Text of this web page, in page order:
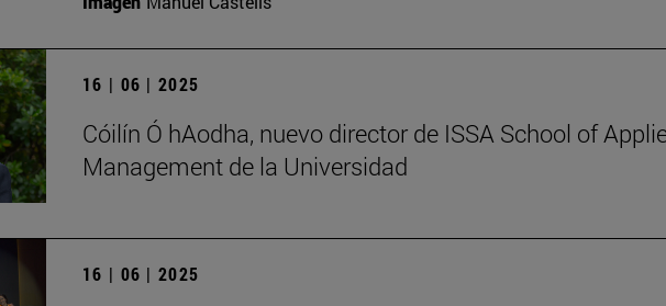
16 | 06 | 2025
Cóilín Ó hAodha, nuevo director de ISSA School of
Management de la Universidad
16 | 06 | 2025